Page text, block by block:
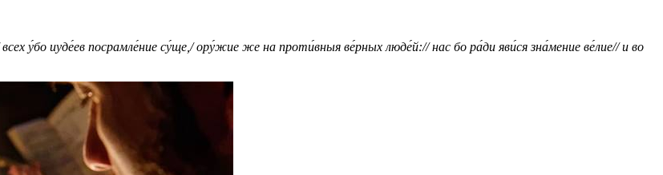
у́бо иуде́ев посрамле́ние су́ще,/ ору́жие же на проти́вныя ве́рных люде́й:// нас бо ра́ди яви́ся зна́мение ве́лие// и во